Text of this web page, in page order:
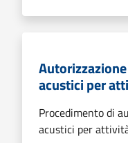
acustici per
Procedimento di
acustici per